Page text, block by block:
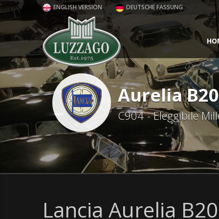
ENGLISH VERSION DEUTSCHE FASSUNG
Aurelia
C904 - Eleggibile
Lancia Aurelia